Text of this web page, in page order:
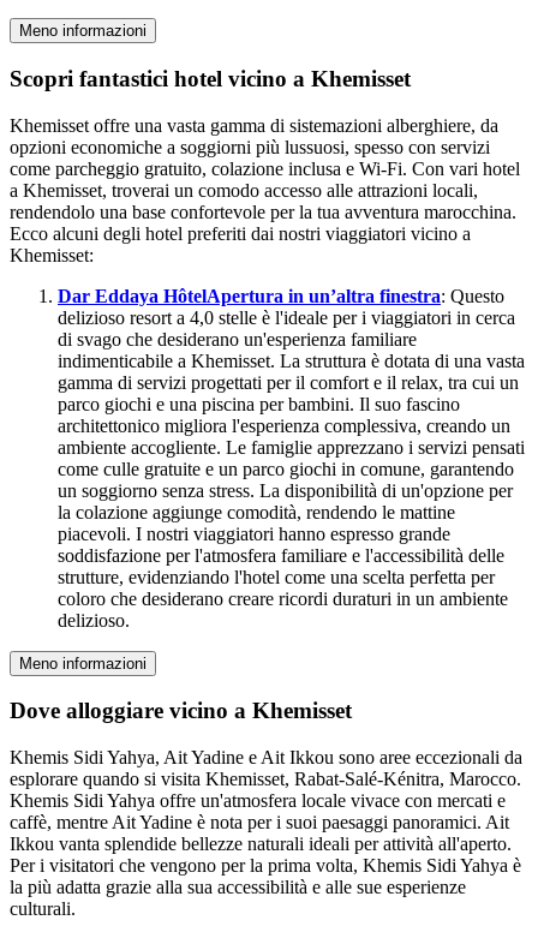
Meno informazioni
Scopri fantastici hotel vicino a Khemisset
Khemisset offre una vasta gamma di sistemazioni alberghiere, da
opzioni economiche a soggiorni più lussuosi, spesso con servizi
come parcheggio gratuito, colazione inclusa e Wi-Fi. Con vari hotel
a Khemisset, troverai un comodo accesso alle attrazioni locali,
rendendolo una base confortevole per la tua avventura marocchina.
Ecco alcuni degli hotel preferiti dai nostri viaggiatori vicino a
Khemisset:
Dar Eddaya HôtelApertura in un’altra finestra: Questo
delizioso resort a 4,0 stelle è l'ideale per i viaggiatori in cerca
di svago che desiderano un'esperienza familiare
indimenticabile a Khemisset. La struttura è dotata di una vasta
gamma di servizi progettati per il comfort e il relax, tra cui un
parco giochi e una piscina per bambini. Il suo fascino
architettonico migliora l'esperienza complessiva, creando un
ambiente accogliente. Le famiglie apprezzano i servizi pensati
come culle gratuite e un parco giochi in comune, garantendo
un soggiorno senza stress. La disponibilità di un'opzione per
la colazione aggiunge comodità, rendendo le mattine
piacevoli. I nostri viaggiatori hanno espresso grande
soddisfazione per l'atmosfera familiare e l'accessibilità delle
strutture, evidenziando l'hotel come una scelta perfetta per
coloro che desiderano creare ricordi duraturi in un ambiente
delizioso.
Meno informazioni
Dove alloggiare vicino a Khemisset
Khemis Sidi Yahya, Ait Yadine e Ait Ikkou sono aree eccezionali da
esplorare quando si visita Khemisset, Rabat-Salé-Kénitra, Marocco.
Khemis Sidi Yahya offre un'atmosfera locale vivace con mercati e
caffè, mentre Ait Yadine è nota per i suoi paesaggi panoramici. Ait
Ikkou vanta splendide bellezze naturali ideali per attività all'aperto.
Per i visitatori che vengono per la prima volta, Khemis Sidi Yahya è
la più adatta grazie alla sua accessibilità e alle sue esperienze
culturali.